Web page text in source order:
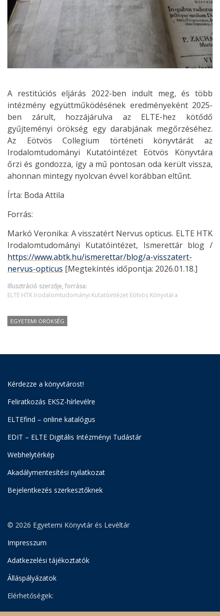
A restitúciós eljárás 2022-ben indult meg, és több
intézmény együttműködésének eredményeként 2025-
ben zárult, hozzájárulva az ELTE-hez kötődő
gyűjteményi örökség egy darabjának megőrzéséhez.
Az Eötvös Collegium történeti könyvtárát az
Irodalomtudományi Kutatóintézet Eötvös Könyvtára
őrzi és gondozza, így a mű pontosan oda került vissza,
ahonnan mintegy nyolcvan évvel korábban eltűnt.
Írta: Boda Attila
Forrás:
Markó Veronika: A visszatért Nervus opticus. ELTE HTK
Irodalomtudományi Kutatóintézet, Ismerettár blog /
https://www.abtk.hu/ismerettar/blog/a-visszatert-
nervus-opticus [Megtekintés időpontja: 2026.01.18.]
Illusztráció szerzője, forrása:
ELTE HTK Irodalomtudományi Kutatóintézet Eötvös Könyvtára
EGYETEMI ÖRÖKSÉG
Kérdezze a könyvtárost!
Feliratkozás EKSZ-hírlevélre
ELTEfind – online katalógus
EDIT – ELTE Digitális Intézményi Tudástár
Webhelytérkép
Akadálymentesítési nyilatkozat
Bejelentkezés szerkesztőknek
© 2026 Egyetemi Könyvtár és Levéltár
Impresszum
Adatkezelési tájékoztatók
Álláspályázatok
Elérhetőségek: